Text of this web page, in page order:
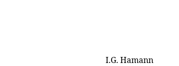
I.G. Hamann